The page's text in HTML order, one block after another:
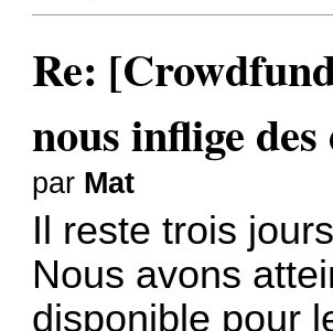
Re:
nous inflige
par Mat
Il reste trois
Nous avons
disponible pour